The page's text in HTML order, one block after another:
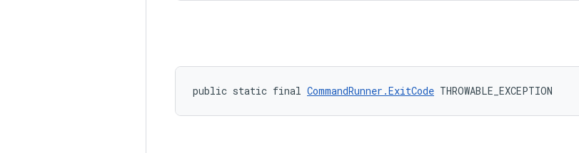
public static final CommandRunner.ExitCode THROWABLE_EXCEPTION